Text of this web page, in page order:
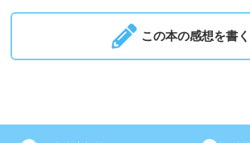
この本の感想を書く